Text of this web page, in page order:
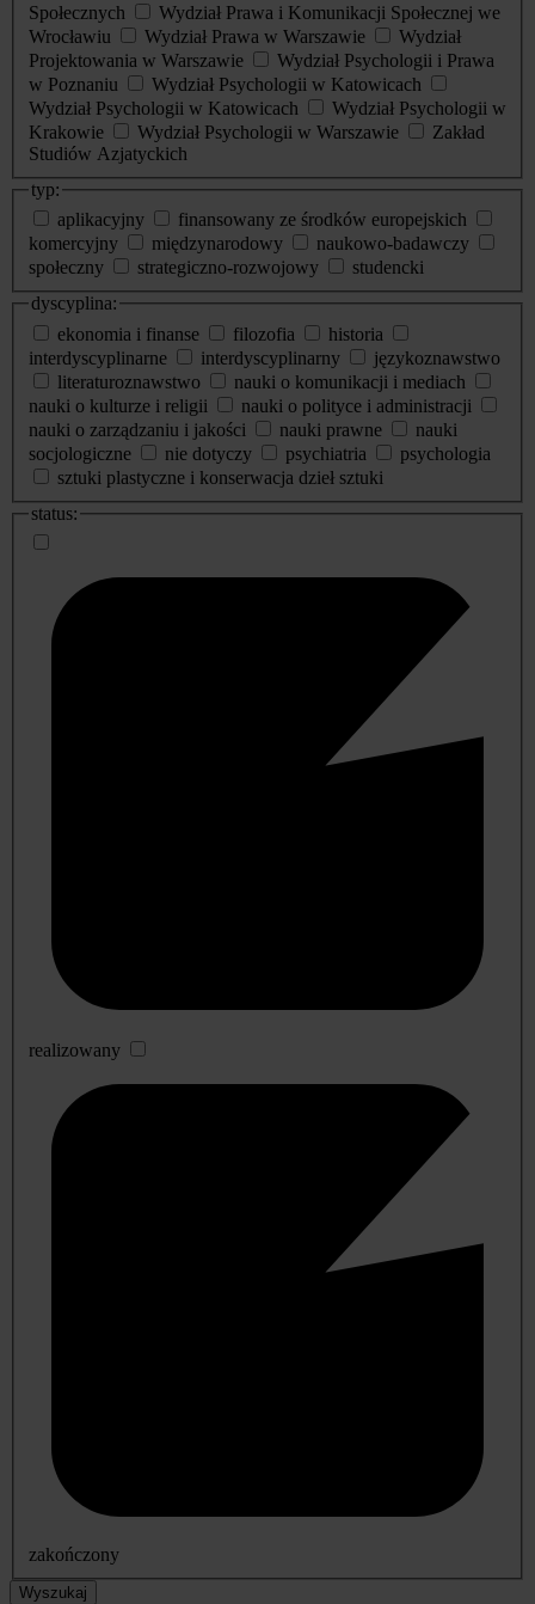
Społecznych
Wydział Prawa i Komunikacji Społecznej we
Wrocławiu
Wydział Prawa w Warszawie
Wydział
Projektowania w Warszawie
Wydział Psychologii i Prawa
w Poznaniu
Wydział Psychologii w Katowicach
Wydział Psychologii w Katowicach
Wydział Psychologii w
Krakowie
Wydział Psychologii w Warszawie
Zakład
Studiów Azjatyckich
typ:
aplikacyjny
finansowany ze środków europejskich
komercyjny
międzynarodowy
naukowo-badawczy
społeczny
strategiczno-rozwojowy
studencki
dyscyplina:
ekonomia i finanse
filozofia
historia
interdyscyplinarne
interdyscyplinarny
językoznawstwo
literaturoznawstwo
nauki o komunikacji i mediach
nauki o kulturze i religii
nauki o polityce i administracji
nauki o zarządzaniu i jakości
nauki prawne
nauki
socjologiczne
nie dotyczy psychiatria
psychologia
sztuki plastyczne i konserwacja dzieł sztuki
status:
realizowany
zakończony
Wyszukaj